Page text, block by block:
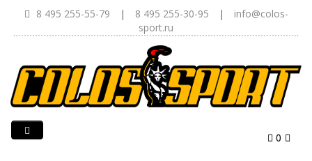
8 495 255-55-79 | 8 495 255-30-95 |
info@colos-
sport.ru
0